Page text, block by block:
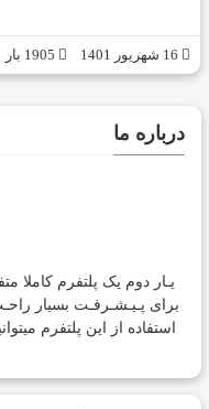
درباره ما
یـار دوم یک پلتفرم کاملا
برای پـیـشـرفـت بسیار
استفاده از این پلتفرم